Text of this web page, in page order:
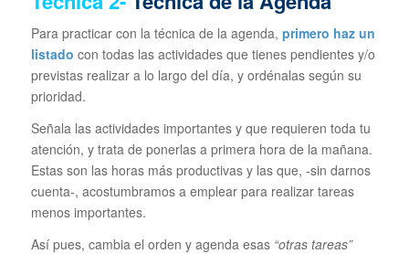
Para practicar con la técnica de la agenda, primero haz un
listado con todas las actividades que tienes pendientes y/o
previstas realizar a lo largo del día, y ordénalas según su
prioridad.
Señala las actividades importantes y que requieren toda tu
atención, y trata de ponerlas a primera hora de la mañana.
Estas son las horas más productivas y las que, -sin darnos
cuenta-, acostumbramos a emplear para realizar tareas
menos importantes.
Así pues, cambia el orden y agenda esas “otras tareas”